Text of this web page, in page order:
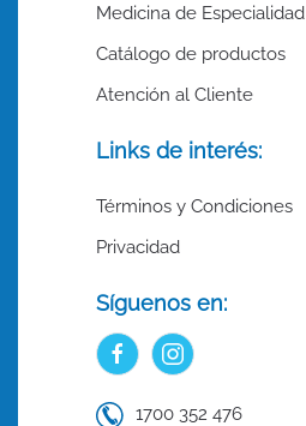
Medicina de Especialidad
Catálogo de productos
Atención al Cliente
Links de interés:
Términos y Condiciones
Privacidad
Síguenos en:
1700 352 476